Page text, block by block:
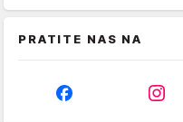
PRATITE NAS NA